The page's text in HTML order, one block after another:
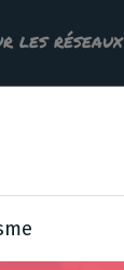
les réseaux